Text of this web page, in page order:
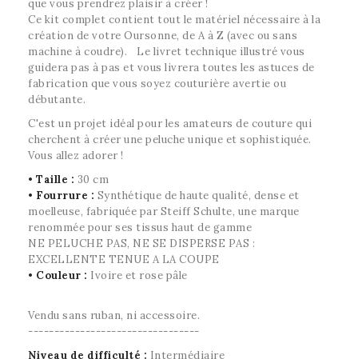
que vous prendrez plaisir à créer !
Ce kit complet contient tout le matériel nécessaire à la
création de votre Oursonne, de A à Z (avec ou sans
machine à coudre). Le livret technique illustré vous
guidera pas à pas et vous livrera toutes les astuces de
fabrication que vous soyez couturière avertie ou
débutante.
C'est un projet idéal pour les amateurs de couture qui
cherchent à créer une peluche unique et sophistiquée.
Vous allez adorer !
• Taille : 30 cm
• Fourrure : Synthétique de haute qualité, dense et
moelleuse, fabriquée par Steiff Schulte, une marque
renommée pour ses tissus haut de gamme
NE PELUCHE PAS, NE SE DISPERSE PAS :
EXCELLENTE TENUE A LA COUPE
• Couleur : Ivoire et rose pâle
Vendu sans ruban, ni accessoire.
---------------------------------
Niveau de difficulté : Intermédiaire